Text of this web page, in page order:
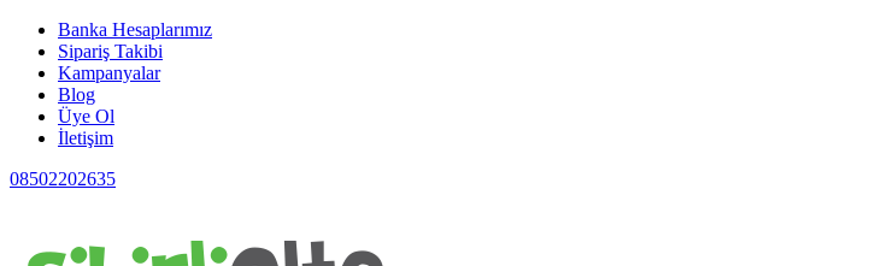
Banka Hesaplarımız
Sipariş Takibi
Kampanyalar
Blog
Üye Ol
İletişim
08502202635